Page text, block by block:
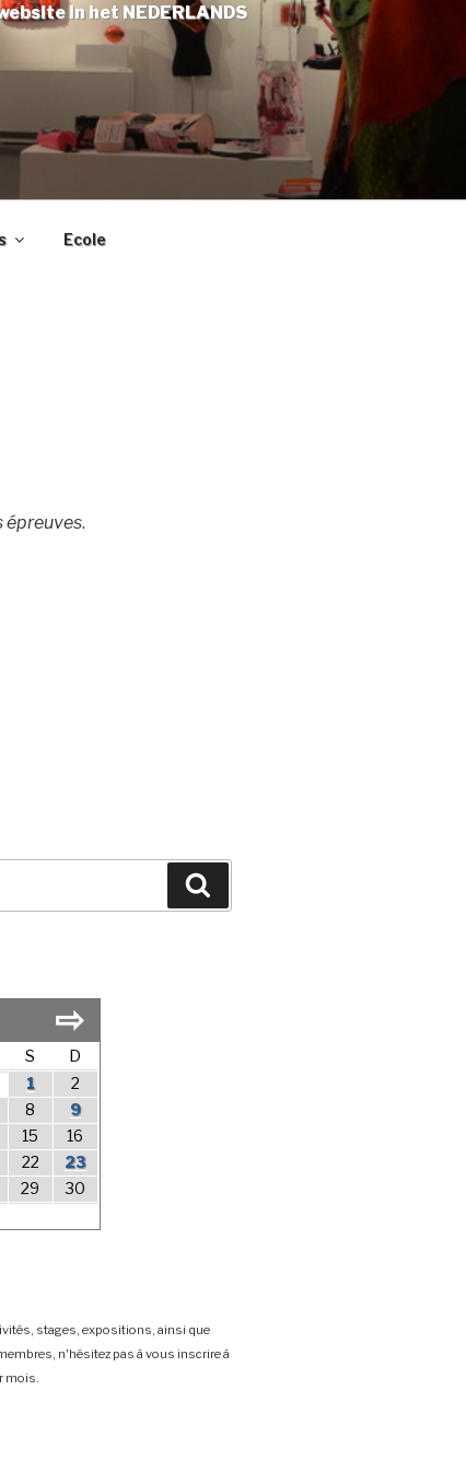
in het NEDERLANDS
Ecole
épreuves.
⇨
S D
1
2
8
9
15
16
22
23
29
30
stages, expositions, ainsi que
n'hésitez pas à vous inscrire à
mois.